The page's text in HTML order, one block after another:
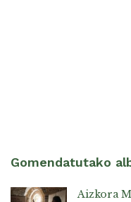
Gomendatutako
Aizkora